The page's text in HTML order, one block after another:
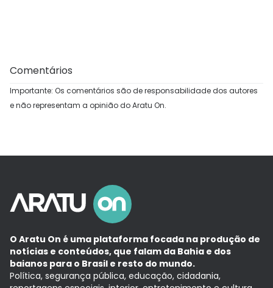
Comentários
Importante: Os comentários são de responsabilidade dos autores
e não representam a opinião do Aratu On.
O Aratu On é uma plataforma focada na produção de
notícias e conteúdos, que falam da Bahia e dos
baianos para o Brasil e resto do mundo.
Política, segurança pública, educação, cidadania,